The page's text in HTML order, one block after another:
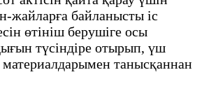
жайларға байланысты іс
өтініш берушіге осы
түсіндіре отырып, үш
танысқаннан